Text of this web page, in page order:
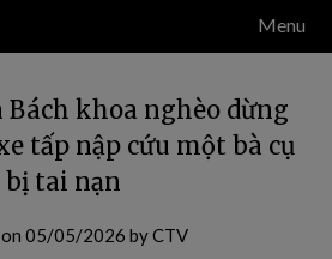
Menu
Bách khoa nghèo dừng
tấp nập cứu một bà cụ
bị tai nạn
05/05/2026 byCTV